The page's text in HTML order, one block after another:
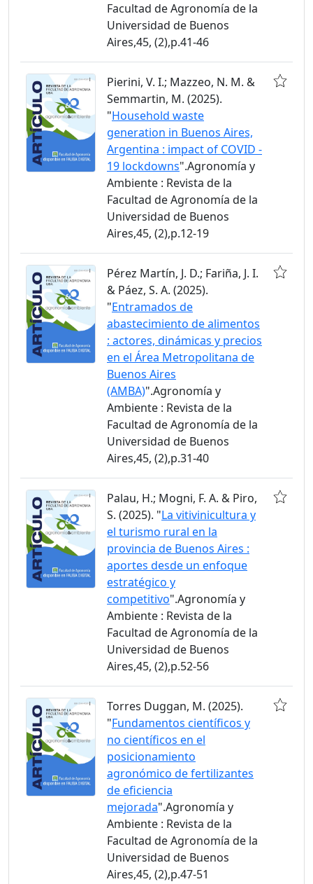
Facultad de Agronomía de la
Universidad de Buenos
Aires,45, (2),p.41-46
Pierini, V. I.; Mazzeo, N. M. &
Semmartin, M. (2025).
"Household waste
generation in Buenos Aires,
Argentina : impact of COVID -
19 lockdowns".Agronomía y
Ambiente : Revista de la
Facultad de Agronomía de la
Universidad de Buenos
Aires,45, (2),p.12-19
Pérez Martín, J. D.; Fariña, J. I.
& Páez, S. A. (2025).
"Entramados de
abastecimiento de alimentos
: actores, dinámicas y precios
en el Área Metropolitana de
Buenos Aires
(AMBA)".Agronomía y
Ambiente : Revista de la
Facultad de Agronomía de la
Universidad de Buenos
Aires,45, (2),p.31-40
Palau, H.; Mogni, F. A. & Piro,
S. (2025). "La vitivinicultura y
el turismo rural en la
provincia de Buenos Aires :
aportes desde un enfoque
estratégico y
competitivo".Agronomía y
Ambiente : Revista de la
Facultad de Agronomía de la
Universidad de Buenos
Aires,45, (2),p.52-56
Torres Duggan, M. (2025).
"Fundamentos científicos y
no científicos en el
posicionamiento
agronómico de fertilizantes
de eficiencia
mejorada".Agronomía y
Ambiente : Revista de la
Facultad de Agronomía de la
Universidad de Buenos
Aires,45, (2),p.47-51